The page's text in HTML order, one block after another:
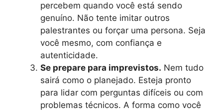
percebem quando você está sendo
genuíno. Não tente imitar outros
palestrantes ou forçar uma persona. Seja
você mesmo, com confiança e
autenticidade.
Se prepare para imprevistos. Nem tudo
sairá como o planejado. Esteja pronto
para lidar com perguntas difíceis ou com
problemas técnicos. A forma como você